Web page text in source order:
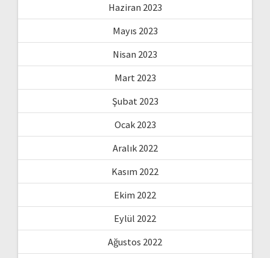
Haziran 2023
Mayıs 2023
Nisan 2023
Mart 2023
Şubat 2023
Ocak 2023
Aralık 2022
Kasım 2022
Ekim 2022
Eylül 2022
Ağustos 2022